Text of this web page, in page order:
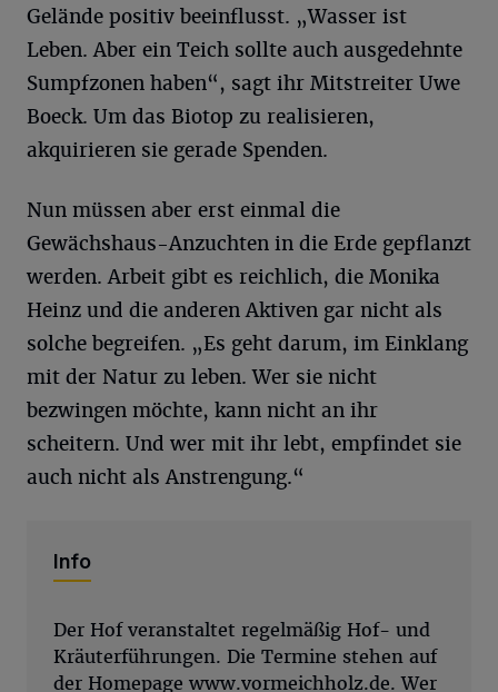
Gelände positiv beeinflusst. „Wasser ist
Leben. Aber ein Teich sollte auch ausgedehnte
Sumpfzonen haben“, sagt ihr Mitstreiter Uwe
Boeck. Um das Biotop zu realisieren,
akquirieren sie gerade Spenden.
Nun müssen aber erst einmal die
Gewächshaus-Anzuchten in die Erde gepflanzt
werden. Arbeit gibt es reichlich, die Monika
Heinz und die anderen Aktiven gar nicht als
solche begreifen. „Es geht darum, im Einklang
mit der Natur zu leben. Wer sie nicht
bezwingen möchte, kann nicht an ihr
scheitern. Und wer mit ihr lebt, empfindet sie
auch nicht als Anstrengung.“
Info
Der Hof veranstaltet regelmäßig Hof- und
Kräuterführungen. Die Termine stehen auf
der Homepage www.vormeichholz.de. Wer